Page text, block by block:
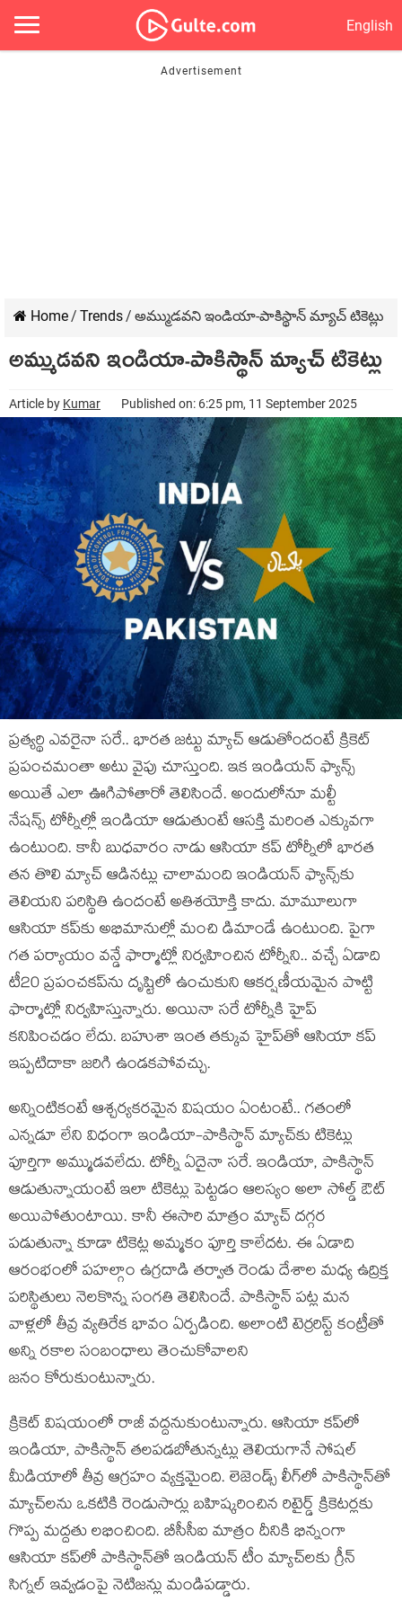
English
Home/ Trends/ అమ్ముడవని ఇండియా-పాకిస్థాన్ మ్యాచ్ టికెట్లు
అమ్ముడవని ఇండియా-పాకిస్థాన్ మ్యాచ్ టికెట్లు
Article by Kumar Published on: 6:25 pm, 11 September 2025
ప్రత్యర్థి ఎవరైనా సరే.. భారత జట్టు మ్యాచ్ ఆడుతోందంటే క్రికెట్
ప్రపంచమంతా అటు వైపు చూస్తుంది. ఇక ఇండియన్ ఫ్యాన్స్
అయితే ఎలా ఊగిపోతారో తెలిసిందే. అందులోనూ మల్టీ
నేషన్స్ టోర్నీల్లో ఇండియా ఆడుతుంటే ఆసక్తి మరింత ఎక్కువగా
ఉంటుంది. కానీ బుధవారం నాడు ఆసియా కప్ టోర్నీలో భారత
తన తొలి మ్యాచ్ ఆడినట్లు చాలామంది ఇండియన్ ఫ్యాన్స్‌కు
తెలియని పరిస్థితి ఉందంటే అతిశయోక్తి కాదు. మామూలుగా
ఆసియా కప్‌కు అభిమానుల్లో మంచి డిమాండే ఉంటుంది. పైగా
గత పర్యాయం వన్డే ఫార్మాట్లో నిర్వహించిన టోర్నీని.. వచ్చే ఏడాది
టీ20 ప్రపంచకప్‌ను దృష్టిలో ఉంచుకుని ఆకర్షణీయమైన పొట్టి
ఫార్మాట్లో నిర్వహిస్తున్నారు. అయినా సరే టోర్నీకి హైప్
కనిపించడం లేదు. బహుశా ఇంత తక్కువ హైప్‌తో ఆసియా కప్
ఇప్పటిదాకా జరిగి ఉండకపోవచ్చు.
అన్నింటికంటే ఆశ్చర్యకరమైన విషయం ఏంటంటే.. గతంలో
ఎన్నడూ లేని విధంగా ఇండియా-పాకిస్థాన్ మ్యాచ్‌కు టికెట్లు
పూర్తిగా అమ్ముడవలేదు. టోర్నీ ఏదైనా సరే. ఇండియా, పాకిస్థాన్
ఆడుతున్నాయంటే ఇలా టికెట్లు పెట్టడం ఆలస్యం అలా సోల్డ్ ఔట్
అయిపోతుంటాయి. కానీ ఈసారి మాత్రం మ్యాచ్ దగ్గర
పడుతున్నా కూడా టికెట్ల అమ్మకం పూర్తి కాలేదట. ఈ ఏడాది
ఆరంభంలో పహల్గాం ఉగ్రదాడి తర్వాత రెండు దేశాల మధ్య ఉద్రిక్త
పరిస్థితులు నెలకొన్న సంగతి తెలిసిందే. పాకిస్థాన్ పట్ల మన
వాళ్లలో తీవ్ర వ్యతిరేక భావం ఏర్పడింది. అలాంటి టెర్రరిస్ట్ కంట్రీతో
అన్ని రకాల సంబంధాలు తెంచుకోవాలని
జనం కోరుకుంటున్నారు.
క్రికెట్ విషయంలో రాజీ వద్దనుకుంటున్నారు. ఆసియా కప్‌లో
ఇండియా, పాకిస్థాన్ తలపడబోతున్నట్లు తెలియగానే సోషల్
మీడియాలో తీవ్ర ఆగ్రహం వ్యక్తమైంది. లెజెండ్స్ లీగ్‌లో పాకిస్థాన్‌తో
మ్యాచ్‌లను ఒకటికి రెండుసార్లు బహిష్కరించిన రిటైర్డ్ క్రికెటర్లకు
గొప్ప మద్దతు లభించింది. బీసీసీఐ మాత్రం దీనికి భిన్నంగా
ఆసియా కప్‌లో పాకిస్థాన్‌తో ఇండియన్ టీం మ్యాచ్‌లకు గ్రీన్
సిగ్నల్ ఇవ్వడంపై నెటిజన్లు మండిపడ్డారు.